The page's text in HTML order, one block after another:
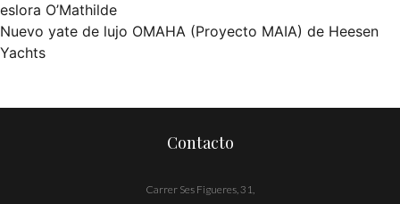
Navegación
de
eslora O’Mathilde
Nuevo yate de lujo OMAHA (Proyecto MAIA) de Heesen
Yachts
Contacto
Carrer Ses Figueres, 31,